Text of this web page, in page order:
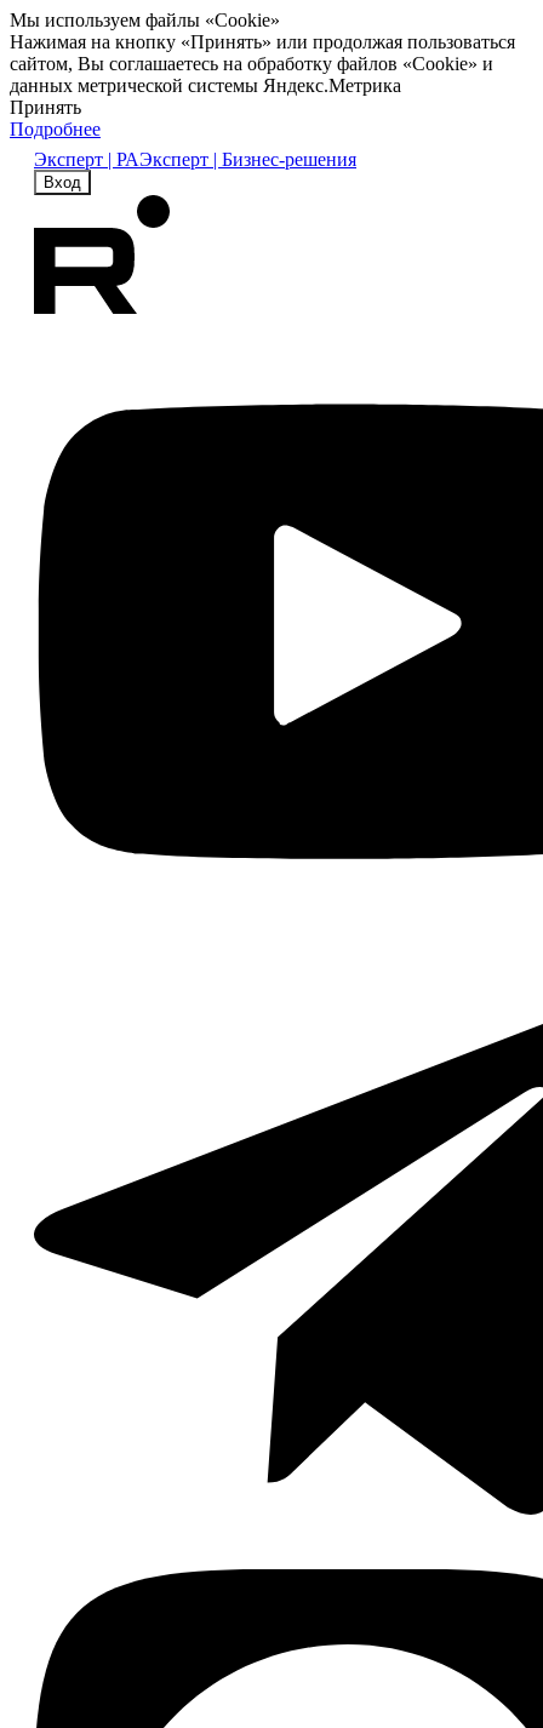
Мы используем файлы «Cookie»
Нажимая на кнопку «Принять» или продолжая пользоваться
сайтом, Вы соглашаетесь на обработку файлов «Cookie» и
данных метрической системы Яндекс.Метрика
Принять
Подробнее
Эксперт | РАЭксперт | Бизнес-решения
Вход